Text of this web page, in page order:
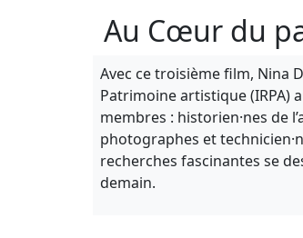
Au Cœur du
Avec ce troisième film, Nina
Patrimoine artistique (IRPA)
membres : historien·nes de
photographes et
recherches fascinantes se
demain.